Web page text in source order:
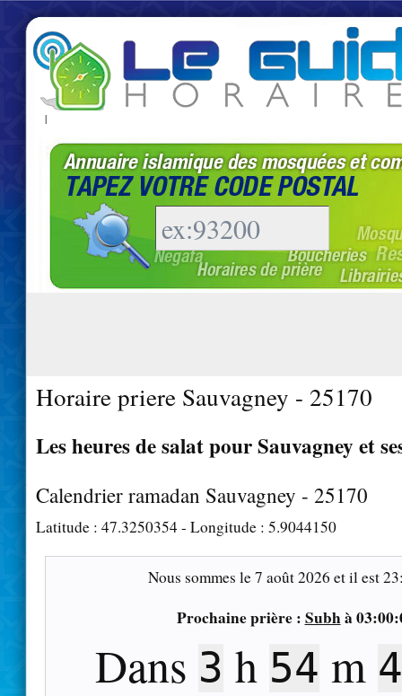
|
Horaire priere Sauvagney - 25170
Les heures de salat pour Sauvagney et
Calendrier ramadan Sauvagney - 25170
Latitude : 47.3250354- Longitude : 5.9044150
Nous sommes le7 août 2026 et il est
Prochaine prière : Subhà
Dans 3 h 54 m